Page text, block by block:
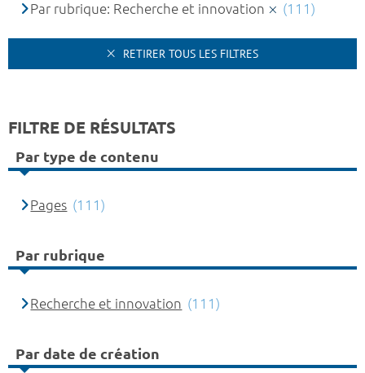
Par rubrique: Recherche et innovation
(111)
RETIRER TOUS LES FILTRES
FILTRE DE RÉSULTATS
Par type de contenu
Pages (111)
Par rubrique
Recherche et innovation (111)
Par date de création